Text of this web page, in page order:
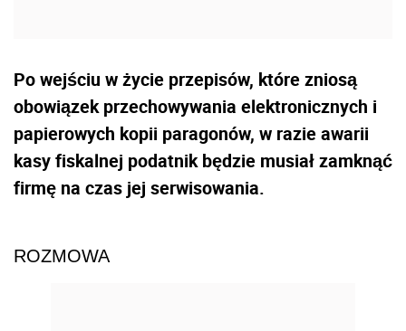
Po wejściu w życie przepisów, które zniosą
obowiązek przechowywania elektronicznych i
papierowych kopii paragonów, w razie awarii
kasy fiskalnej podatnik będzie musiał zamknąć
firmę na czas jej serwisowania.
ROZMOWA